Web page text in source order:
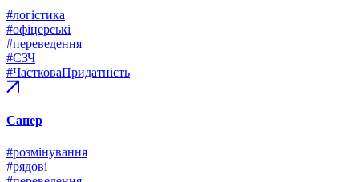
#логістика
#офіцерські
#переведення
#СЗЧ
#ЧастковаПридатність
Сапер
#розмінування
#рядові